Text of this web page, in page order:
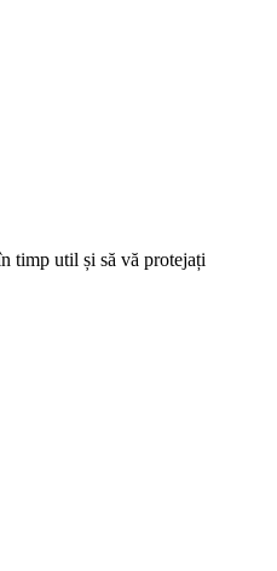
timp util și să vă protejați